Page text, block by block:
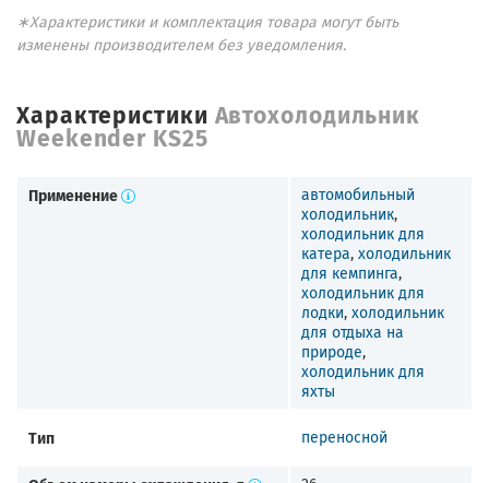
∗Характеристики и комплектация товара могут быть
изменены производителем без уведомления.
Характеристики Автохолодильник
Weekender KS25
Применение
автомобильный
холодильник,
холодильник для
катера, холодильник
для кемпинга,
холодильник для
лодки, холодильник
для отдыха на
природе,
холодильник для
яхты
Тип переносной